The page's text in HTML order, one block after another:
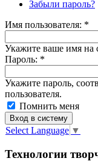
Забыли пароль?
Имя пoльзовaтeля: *
Укажите ваше имя на
Пароль: *
Укажите пароль,
пользователя.
Помнить меня
Select Language ▼
Технологии